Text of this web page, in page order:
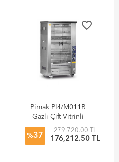
favorite_border
Pimak PI4/M011B
Gazlı Çift Vitrinli
Lavtaşlı Piliç
Makinesi
%37
279,720.00 TL
176,212.50 TL